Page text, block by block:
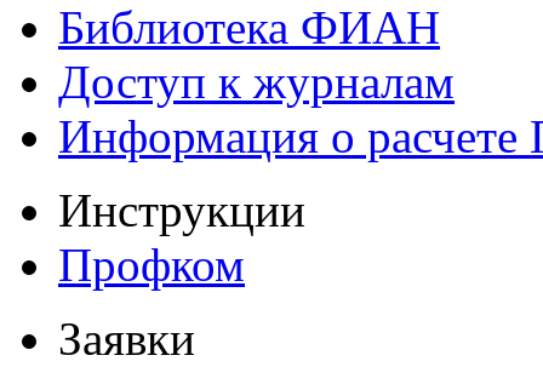
Библиотека ФИАН
Доступ к журналам
Информация о
Инструкции
Профком
Заявки